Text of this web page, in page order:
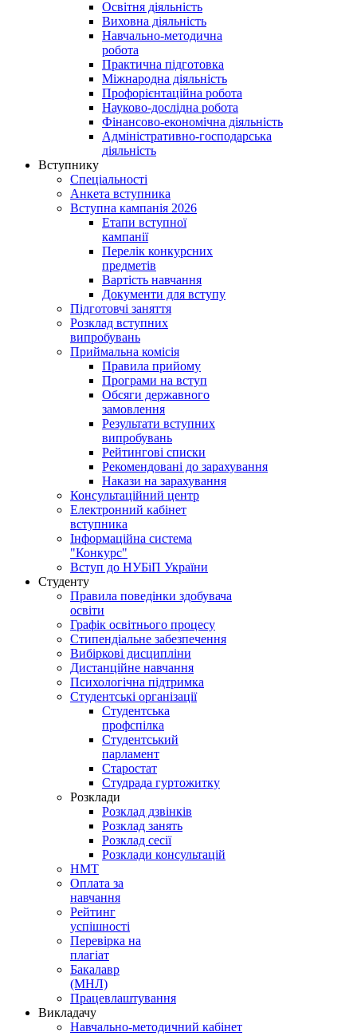
Освітня діяльність
Виховна діяльність
Навчально-методична
робота
Практична підготовка
Міжнародна діяльність
Профорієнтаційна робота
Науково-дослідна робота
Фінансово-економічна діяльність
Адміністративно-господарська
діяльність
Вступнику
Спеціальності
Анкета вступника
Вступна кампанія 2026
Етапи вступної
кампанії
Перелік конкурсних
предметів
Вартість навчання
Документи для вступу
Підготовчі заняття
Розклад вступних
випробувань
Приймальна комісія
Правила прийому
Програми на вступ
Обсяги державного
замовлення
Результати вступних
випробувань
Рейтингові списки
Рекомендовані до зарахування
Накази на зарахування
Консультаційний центр
Електронний кабінет
вступника
Інформаційна система
"Конкурс"
Вступ до НУБіП України
Студенту
Правила поведінки здобувача
освіти
Графік освітнього процесу
Стипендіальне забезпечення
Вибіркові дисципліни
Дистанційне навчання
Психологічна підтримка
Студентські організації
Студентська
профспілка
Студентський
парламент
Старостат
Студрада гуртожитку
Розклади
Розклад дзвінків
Розклад занять
Розклад сесії
Розклади консультацій
НМТ
Оплата за
навчання
Рейтинг
успішності
Перевірка на
плагіат
Бакалавр
(МНЛ)
Працевлаштування
Викладачу
Навчально-методичний кабінет